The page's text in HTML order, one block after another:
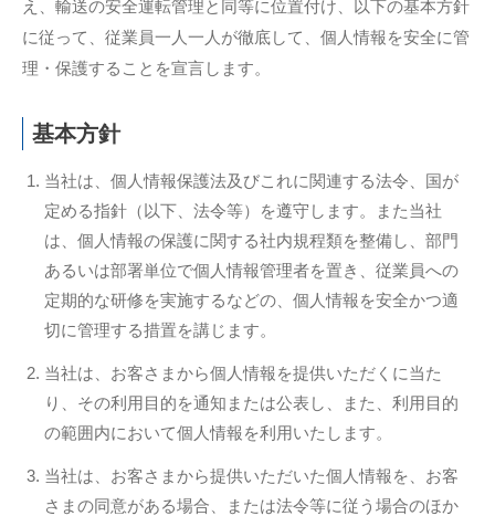
え、輸送の安全運転管理と同等に位置付け、以下の基本方針
に従って、従業員一人一人が徹底して、個人情報を安全に管
理・保護することを宣言します。
基本方針
当社は、個人情報保護法及びこれに関連する法令、国が
定める指針（以下、法令等）を遵守します。また当社
は、個人情報の保護に関する社内規程類を整備し、部門
あるいは部署単位で個人情報管理者を置き、従業員への
定期的な研修を実施するなどの、個人情報を安全かつ適
切に管理する措置を講じます。
当社は、お客さまから個人情報を提供いただくに当た
り、その利用目的を通知または公表し、また、利用目的
の範囲内において個人情報を利用いたします。
当社は、お客さまから提供いただいた個人情報を、お客
さまの同意がある場合、または法令等に従う場合のほか